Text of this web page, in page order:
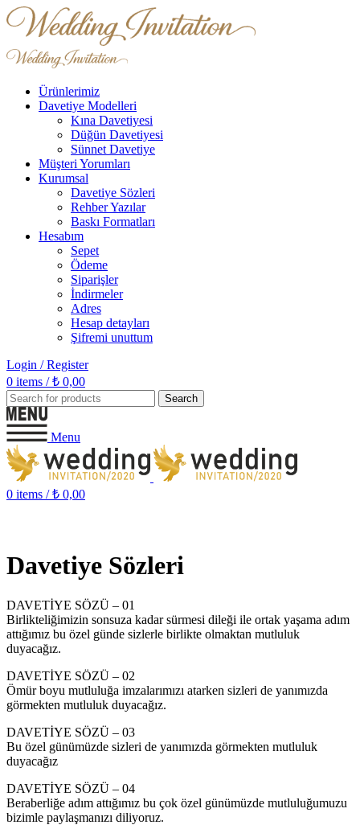
Ürünlerimiz
Davetiye Modelleri
Kına Davetiyesi
Düğün Davetiyesi
Sünnet Davetiye
Müşteri Yorumları
Kurumsal
Davetiye Sözleri
Rehber Yazılar
Baskı Formatları
Hesabım
Sepet
Ödeme
Siparişler
İndirmeler
Adres
Hesap detayları
Şifremi unuttum
Login / Register
0 items / ₺ 0,00
Search
Menu
0 items / ₺ 0,00
Davetiye Sözleri
DAVETİYE SÖZÜ – 01
Birlikteliğimizin sonsuza kadar sürmesi dileği ile ortak yaşama adım
attığımız bu özel günde sizlerle birlikte olmaktan mutluluk
duyacağız.
DAVETİYE SÖZÜ – 02
Ömür boyu mutluluğa imzalarımızı atarken sizleri de yanımızda
görmekten mutluluk duyacağız.
DAVETİYE SÖZÜ – 03
Bu özel günümüzde sizleri de yanımızda görmekten mutluluk
duyacağız
DAVETİYE SÖZÜ – 04
Beraberliğe adım attığımız bu çok özel günümüzde mutluluğumuzu
bizimle paylaşmanızı diliyoruz.